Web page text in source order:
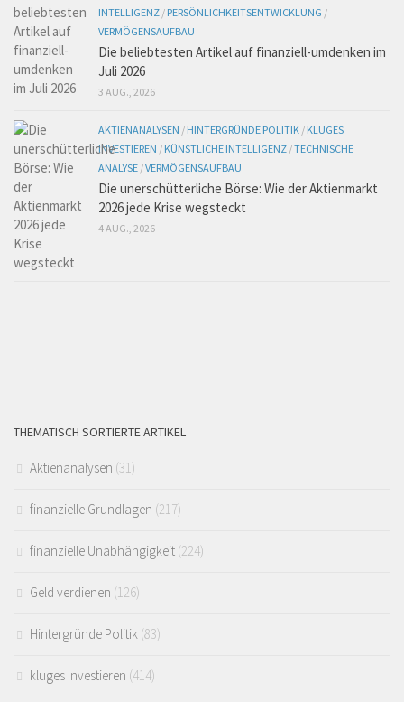
INTELLIGENZ / PERSÖNLICHKEITSENTWICKLUNG /
VERMÖGENSAUFBAU
Die beliebtesten Artikel auf finanziell-umdenken im
Juli 2026
3 AUG., 2026
AKTIENANALYSEN / HINTERGRÜNDE POLITIK / KLUGES
INVESTIEREN / KÜNSTLICHE INTELLIGENZ /TECHNISCHE
ANALYSE /VERMÖGENSAUFBAU
Die unerschütterliche Börse: Wie der Aktienmarkt
2026 jede Krise wegsteckt
4 AUG., 2026
THEMATISCH SORTIERTE ARTIKEL
Aktienanalysen (31)
finanzielle Grundlagen (217)
finanzielle Unabhängigkeit (224)
Geld verdienen (126)
Hintergründe Politik (83)
kluges Investieren (414)